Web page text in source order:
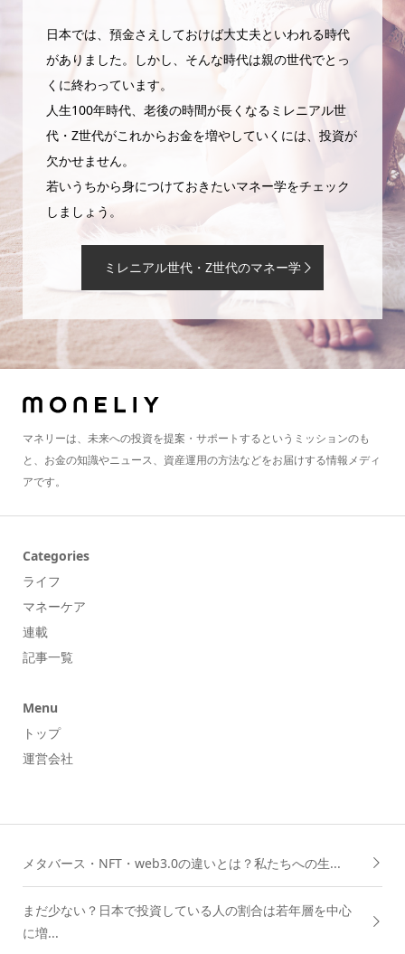
日本では、預金さえしておけば大丈夫といわれる時代
がありました。しかし、そんな時代は親の世代でとっ
くに終わっています。
人生100年時代、老後の時間が長くなるミレニアル世
代・Z世代がこれからお金を増やしていくには、投資が
欠かせません。
若いうちから身につけておきたいマネー学をチェック
しましょう。
ミレニアル世代・Z世代のマネー学
マネリーは、未来への投資を提案・サポートするというミッションのも
と、お金の知識やニュース、資産運用の方法などをお届けする情報メディ
アです。
Categories
ライフ
マネーケア
連載
記事一覧
Menu
トップ
運営会社
メタバース・NFT・web3.0の違いとは？私たちへの生...
まだ少ない？日本で投資している人の割合は若年層を中心
に増...